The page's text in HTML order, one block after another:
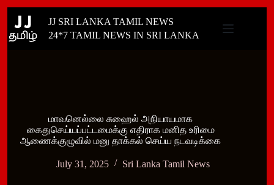
content
JJ SRI LANKA TAMIL NEWS
24*7 TAMIL NEWS IN SRI LANKA
மாவனெல்லை சுஹைல் அநியாயமாக
கைதுசெய்யப்பட்டமைக்கு எதிராக மனித உரிமை
ஆணைக்குழுவில் மனு தாக்கல் செய்ய நடவடிக்கை
July 31, 2025 Sri Lanka Tamil News